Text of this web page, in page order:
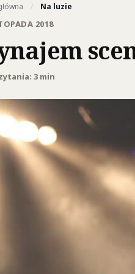
/ Na luzie
2018
3 min